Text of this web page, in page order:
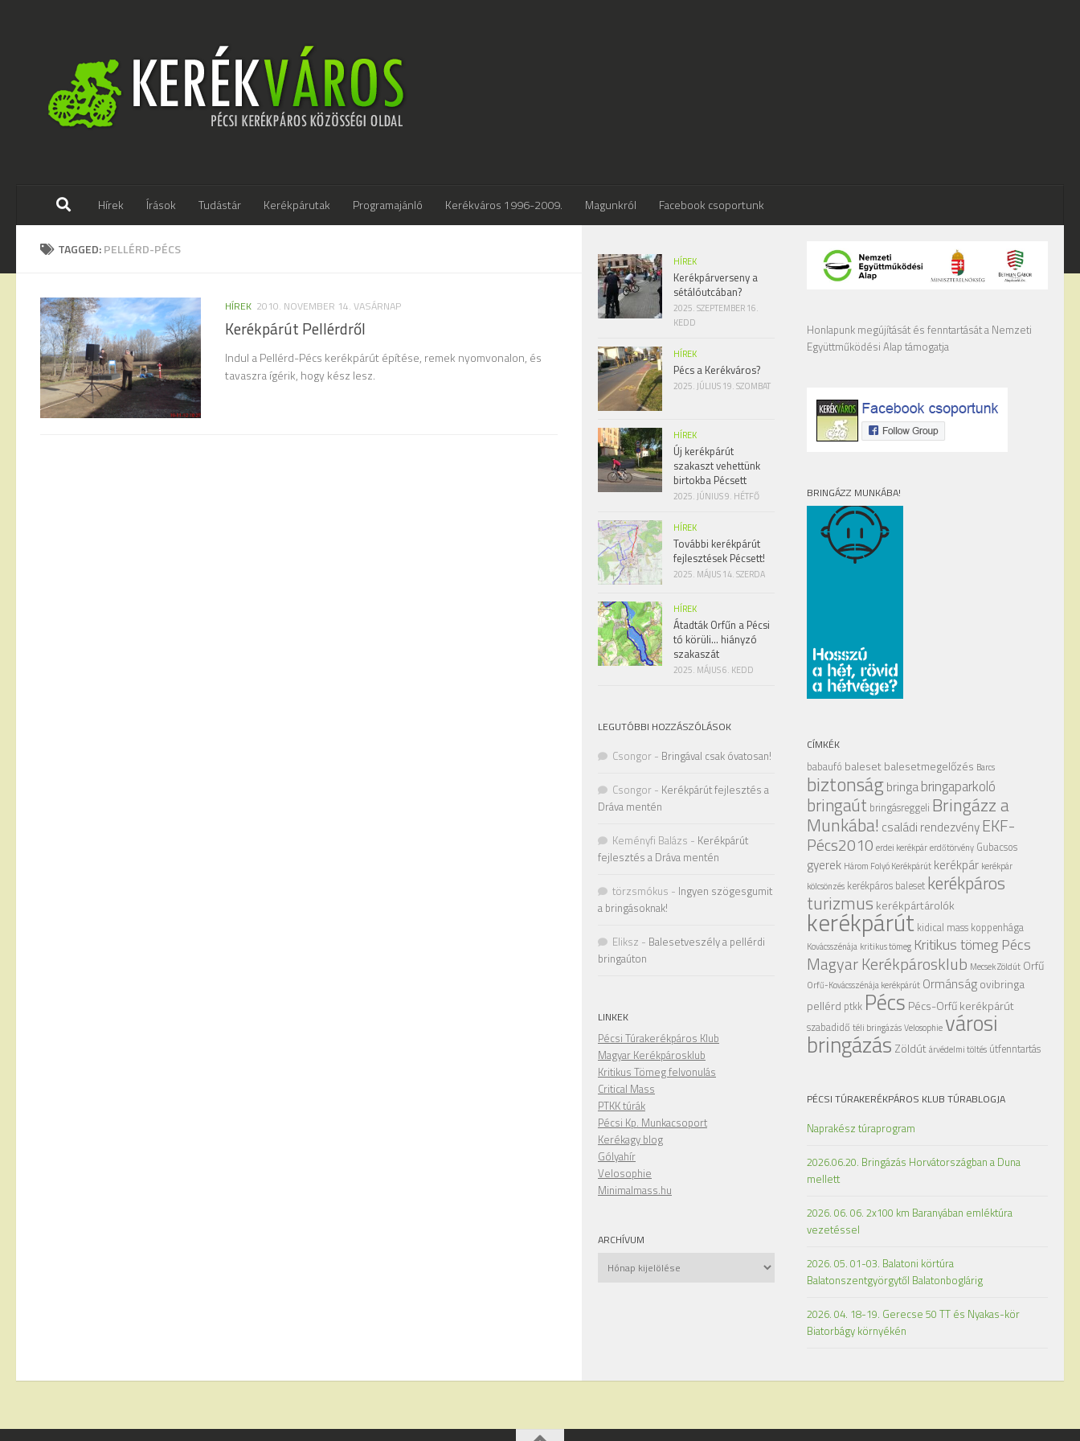
Hírek Írások Tudástár Kerékpárutak Programajánló Kerékváros 1996-2009. Magunkról Facebook csoportunk
TAGGED:PELLÉRD-PÉCS
HÍREK 2010. NOVEMBER 14. VASÁRNAP
Kerékpárút Pellérdről
Indul a Pellérd-Pécs kerékpárút építése, remek nyomvonalon, és
tavaszra ígérik, hogy kész lesz.
Honlapunk megújítását és fenntartását a Nemzeti
Együttműködési Alap támogatja
BRINGÁZZ MUNKÁBA!
CÍMKÉK
babaufó balesetbalesetmegelőzés Barcs
biztonságbringabringaparkoló
bringaút bringásreggeli Bringázz a
Munkába! családi rendezvényEKF-
Pécs2010 erdei kerékpárerdőtörvény Gubacsos
gyerek Három Folyó Kerékpárút kerékpár kerékpár
kölcsönzés kerékpáros baleset kerékpáros
turizmus kerékpártárolók
kerékpárút kidical mass koppenhága
Kovácsszénája kritikus tömeg Kritikus tömeg Pécs
Magyar Kerékpárosklub Mecsek Zöldút Orfű
Orfű-Kovácsszénája kerékpárút Ormánságovibringa
pellérd ptkk Pécs Pécs-Orfű kerékpárút
szabadidő téli bringázásVelosophie városi
bringázás Zöldútárvédelmi töltés útfenntartás
PÉCSI TÚRAKERÉKPÁROS KLUB TÚRABLOGJA
Naprakész túraprogram
2026.06.20. Bringázás Horvátországban a Duna
mellett
2026. 06. 06. 2x100 km Baranyában emléktúra
vezetéssel
2026. 05. 01-03. Balatoni körtúra
Balatonszentgyörgytől Balatonboglárig
2026. 04. 18-19. Gerecse 50 TT és Nyakas-kör
Biatorbágy környékén
HÍREK
Kerékpárverseny a
sétálóutcában?
2025. SZEPTEMBER 16.
KEDD
HÍREK
Pécs a Kerékváros?
2025. JÚLIUS 19. SZOMBAT
HÍREK
Új kerékpárút
szakaszt vehettünk
birtokba Pécsett
2025. JÚNIUS 9. HÉTFŐ
HÍREK
További kerékpárút
fejlesztések Pécsett!
2025. MÁJUS 14. SZERDA
HÍREK
Átadták Orfűn a Pécsi
tó körüli… hiányzó
szakaszát
2025. MÁJUS 6. KEDD
LEGUTÓBBI HOZZÁSZÓLÁSOK
Csongor - Bringával csak óvatosan!
Csongor - Kerékpárút fejlesztés a
Dráva mentén
Keményfi Balázs - Kerékpárút
fejlesztés a Dráva mentén
törzsmókus - Ingyen szögesgumit
a bringásoknak!
Eliksz - Balesetveszély a pellérdi
bringaúton
LINKEK
Pécsi Túrakerékpáros Klub
Magyar Kerékpárosklub
Kritikus Tömeg felvonulás
Critical Mass
PTKK túrák
Pécsi Kp. Munkacsoport
Kerékagy blog
Gólyahír
Velosophie
Minimalmass.hu
ARCHÍVUM
Archívum